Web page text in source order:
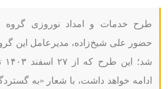
طرح خدمات و امداد نوروزی گروه
حضور علی شیخ‌زاده، مدیرعامل این
ادامه خواهد داشت، با شعار «به